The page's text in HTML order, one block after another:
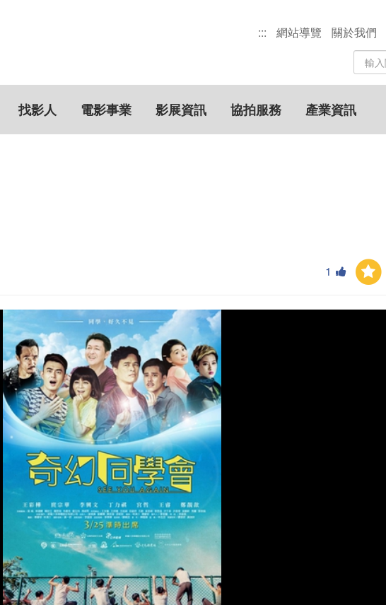
::: 網站導覽 關於我們
站
內
搜
尋
關
鍵
找影人 電影事業 影展資訊 協拍服務 產業資訊
1